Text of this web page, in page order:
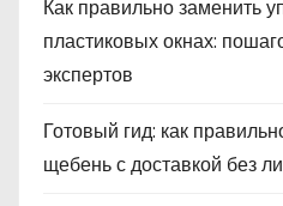
Как правильно заменить
пластиковых окнах:
экспертов
Готовый гид: как
щебень с доставкой без